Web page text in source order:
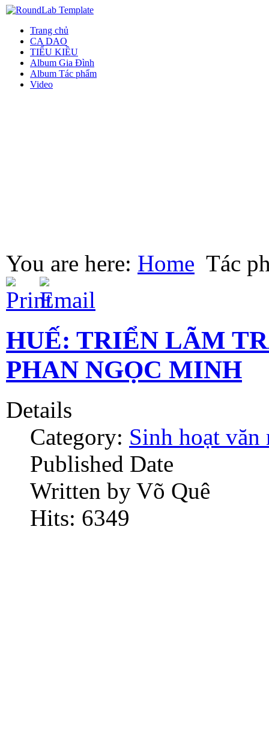
Trang chủ
CA DAO
TIỂU KIỀU
Album Gia Đình
Album Tác phẩm
Video
You are here: Home Tác
HUẾ: TRIỂN LÃM
PHAN NGỌC MINH
Details
Category: Sinh hoạt văn
Published Date
Written by Võ Quê
Hits: 6349